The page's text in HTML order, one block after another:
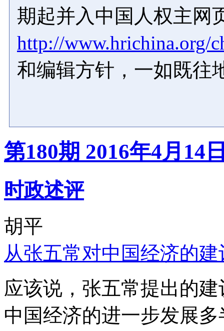
期起并入中国人权主网
http://www.hrichina.org/
和编辑方针，一如既往
第180期 2016年4月14
时政述评
胡平
从张五常对中国经济的
应该说，张五常提出的
中国经济的进一步发展